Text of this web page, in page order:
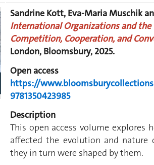
Sandrine Kott, Eva-Maria Muschik
International Organizations and the
Competition, Cooperation, and
London, Bloomsbury, 2025.
Open access
https://
9781350423985
Description
This open access volume
affected the evolution and nature
they in turn were shaped by them.